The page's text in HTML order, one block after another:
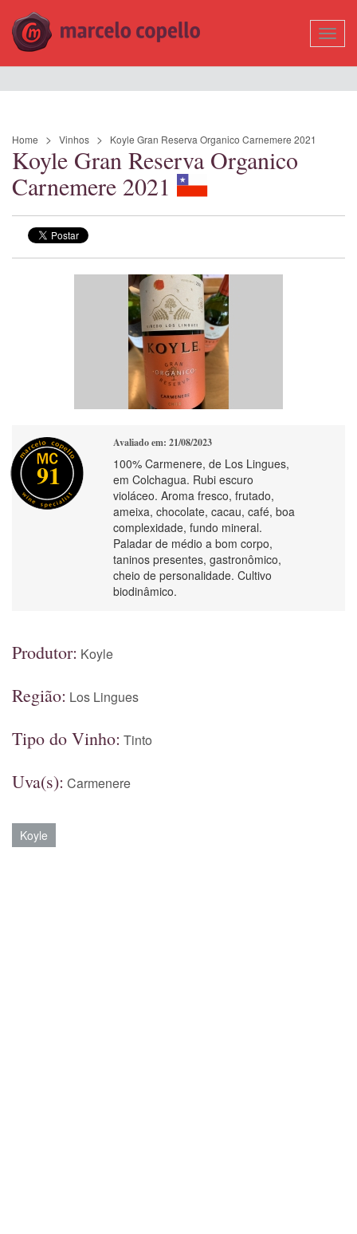
Home Vinhos Koyle Gran Reserva Organico Carnemere 2021
Koyle Gran Reserva Organico
Carnemere 2021
91
Avaliado em: 21/08/2023
100% Carmenere, de Los Lingues,
em Colchagua. Rubi escuro
violáceo. Aroma fresco, frutado,
ameixa, chocolate, cacau, café, boa
complexidade, fundo mineral.
Paladar de médio a bom corpo,
taninos presentes, gastronômico,
cheio de personalidade. Cultivo
biodinâmico.
Produtor: Koyle
Região: Los Lingues
Tipo do Vinho: Tinto
Uva(s): Carmenere
Koyle